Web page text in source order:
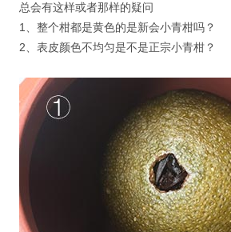
总会有这样或者那样的疑问
1、整个柑都是黄色的是新会小青柑吗？
2、表皮颜色不均匀是不是正宗小青柑？